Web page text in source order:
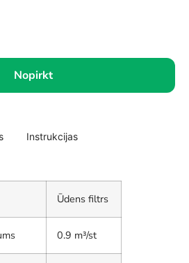
Nopirkt
Instrukcijas
Ūdens filtrs
0.9 m³/st